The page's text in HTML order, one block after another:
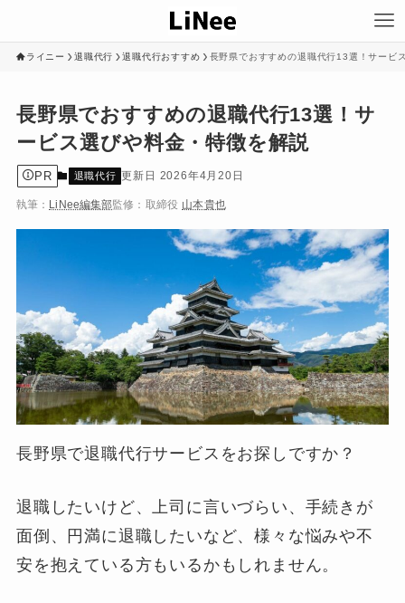
ライニー 退職代行 退職代行おすすめ 長野県でおすすめの退職代行13選！サービ
長野県でおすすめの退職代行13選！サ
ービス選びや料金・特徴を解説
PR 退職代行 2026年4月20日
執筆： LiNee編集部監修： 取締役 山本貴也
長野県で退職代行サービスをお探しですか？
退職したいけど、上司に言いづらい、手続きが
面倒、円満に退職したいなど、様々な悩みや不
安を抱えている方もいるかもしれません。